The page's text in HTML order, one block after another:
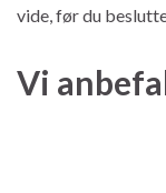
vide, før du
Vi